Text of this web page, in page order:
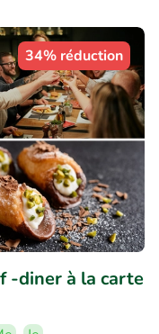
34% réduction
-diner à la carte